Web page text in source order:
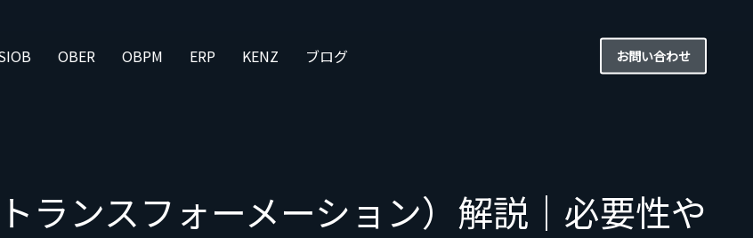
OBER OBPM ERP KENZ ブログ お問い合わせ
ランスフォーメーション）解説｜必要性や